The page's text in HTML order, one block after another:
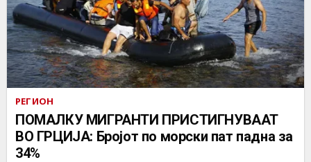
РЕГИОН
ПОМАЛКУ МИГРАНТИ ПРИСТИГНУВААТ
ВО ГРЦИЈА: Бројот по морски пат падна за
34%